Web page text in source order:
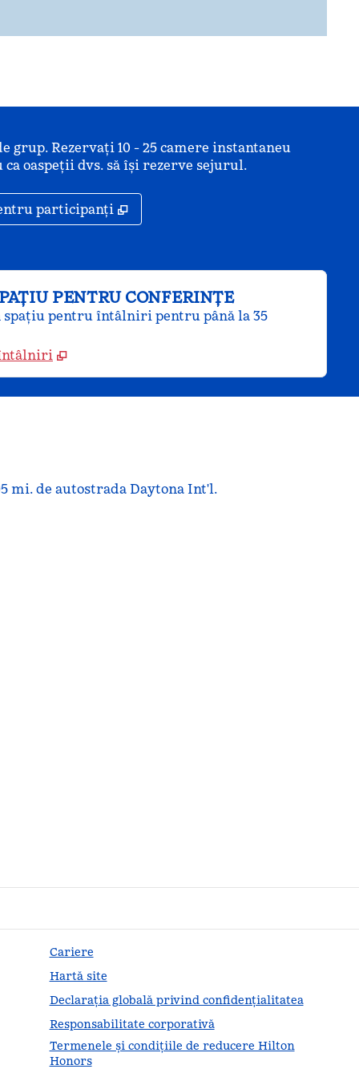
Rezervați 10 - 25 camere instantaneu
oaspeții dvs. să își rezerve sejurul.
participanți ,
PENTRU CONFERINȚE
pentru întâlniri pentru până la 35
mi. de autostrada Daytona Int'l.
Cariere
Hartă site
Declarația globală privind confidenţialitatea
Responsabilitate corporativă
Termenele și condițiile de reducere Hilton
Honors